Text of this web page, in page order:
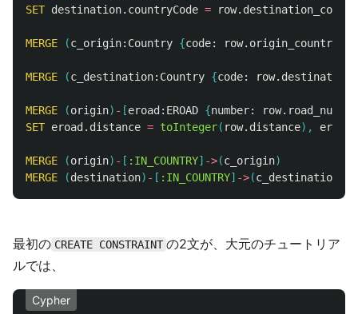
SET destination.countryCode =
MERGE (c_origin: Country {code:
MERGE (c_destination: Country {code:
MERGE (origin) - [eroad: EROAD {number:
row.road_number
SET eroad.distance = toInteger( row.distance),
MERGE (origin) - [ :IN_COUNTRY] ->(c_origin)
MERGE
(destination) - [ :IN_COUNTRY] ->(c_destination
最初の CREATE CONSTRAINT の2文が、大元のチュートリア
ルでは、
Cypher